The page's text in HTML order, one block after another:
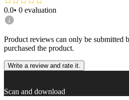
0.0• 0 evaluation
Product reviews can only be submitted
purchased the product.
Write a review and rate it.
Scan and download